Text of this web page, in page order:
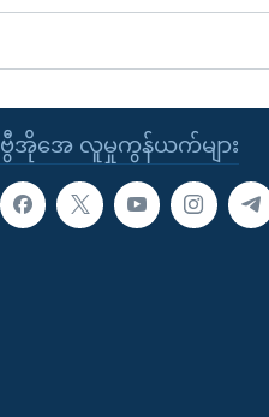
ဗွီအိုအေ လူမှုကွန်ယက်များ